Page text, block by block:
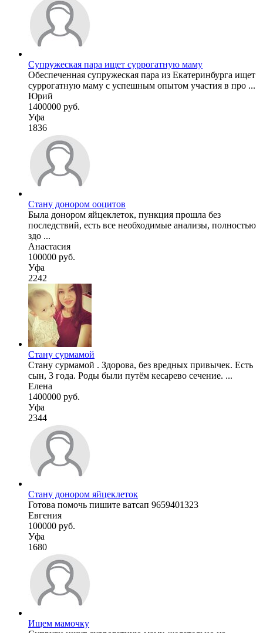
Супружеская пара ищет суррогатную маму
Обеспеченная супружеская пара из Екатеринбурга ищет
суррогатную маму с успешным опытом участия в про ...
Юрий
1400000 руб.
Уфа
1836
Стану донором ооцитов
Была донором яйцеклеток, пункция прошла без
последствий, есть все необходимые анализы, полностью
здо ...
Анастасия
100000 руб.
Уфа
2242
Стану сурмамой
Стану сурмамой . Здорова, без вредных привычек. Есть
сын, 3 года. Роды были путём кесарево сечение. ...
Елена
1400000 руб.
Уфа
2344
Стану донором яйцеклеток
Готова помочь пишите ватсап 9659401323
Евгения
100000 руб.
Уфа
1680
Ищем мамочку